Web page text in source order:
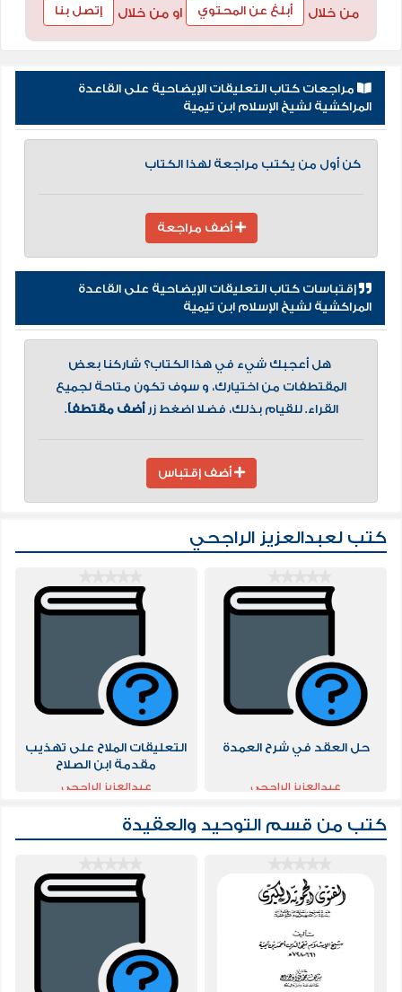
من خلال
أبلغ عن المحتوي او من خلال إتصل بنا
مراجعات كتاب التعليقات الإيضاحية على القاعدة
المراكشية لشيخ الإسلام ابن تيمية
كن أول من يكتب مراجعة لهذا الكتاب
أضف مراجعة
إقتباسات كتاب التعليقات الإيضاحية على القاعدة
المراكشية لشيخ الإسلام ابن تيمية
هل أعجبك شيء في هذا الكتاب؟ شاركنا بعض
المقتطفات من اختيارك، و سوف تكون متاحة لجميع
القراء. للقيام بذلك، فضلا اضغط زرأضف مقتطفاً.
أضف إقتباس
كتب لعبدالعزيز الراجحي
حل العقد في شرح العمدة
عبدالعزيز الراجحي
التعليقات الملاح على تهذيب
مقدمة ابن الصلاح
عبدالعزيز الراجحي
كتب من قسم التوحيد والعقيدة